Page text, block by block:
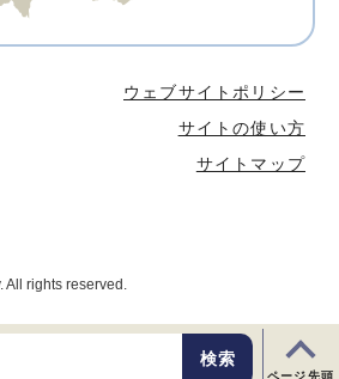
ページ先頭
ウェブサイトポリシー
サイトの使い方
サイトマップ
rights reserved.